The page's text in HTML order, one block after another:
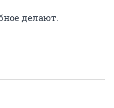
делают.